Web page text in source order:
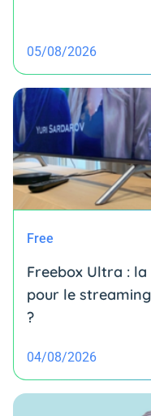
05/08/2026
Free
Freebox Ultra :
pour le
?
04/08/2026